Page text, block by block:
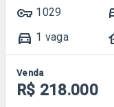
vpn_key 1029
directions_car 1 vaga
Venda
R$ 218.000